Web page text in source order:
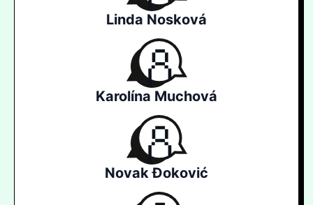
Linda Nosková
Karolína Muchová
Novak Đoković